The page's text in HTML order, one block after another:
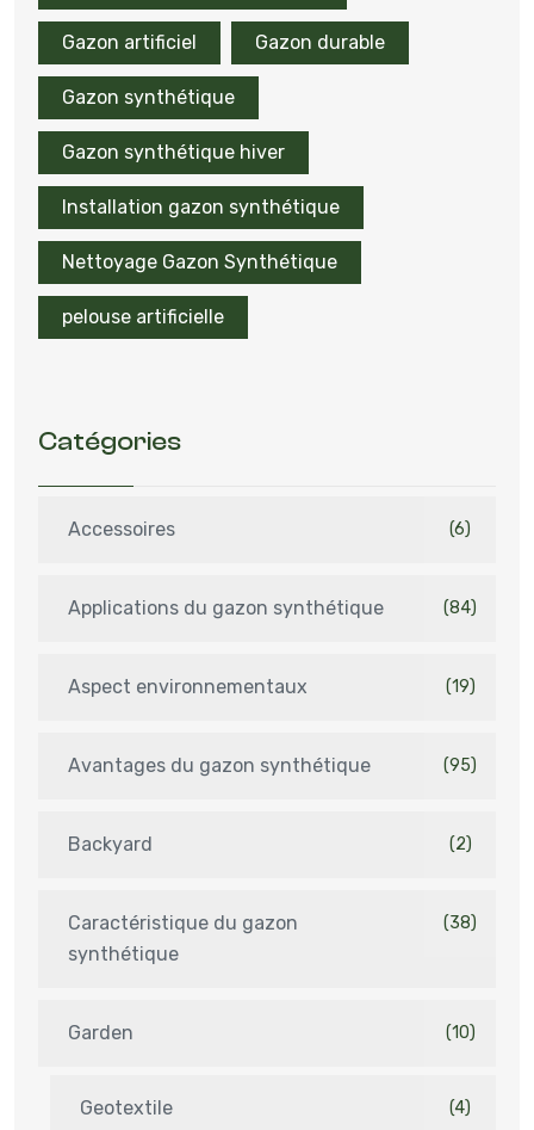
Gazon artificiel Gazon durable
Gazon synthétique
Gazon synthétique hiver
Installation gazon synthétique
Nettoyage Gazon Synthétique
pelouse artificielle
Catégories
Accessoires (6)
Applications du gazon synthétique (84)
Aspect environnementaux (19)
Avantages du gazon synthétique (95)
Backyard (2)
Caractéristique du gazon
synthétique
(38)
Garden (10)
Geotextile (4)